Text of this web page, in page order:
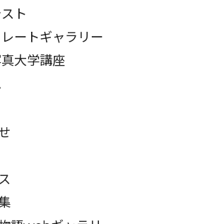
ト
ートギャラリー
大学講座